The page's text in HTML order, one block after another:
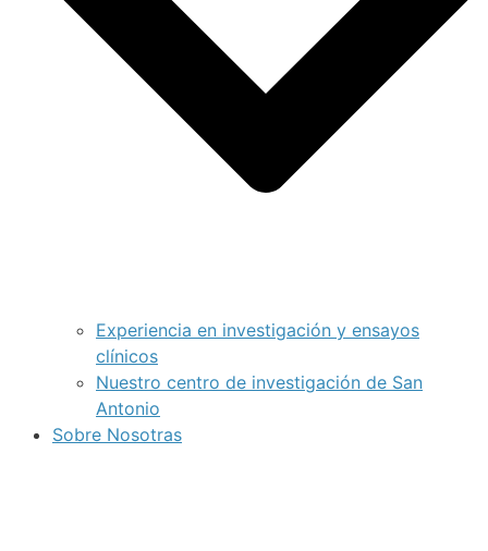
Experiencia en investigación y ensayos
clínicos
Nuestro centro de investigación de San
Antonio
Sobre Nosotras